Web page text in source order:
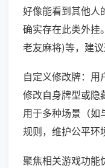
好像能看到其他人
确实存在此类外挂
老友麻将)等，建议
自定义修改牌：用
修改自身牌型或隐
用于多种场景（如
规则，维护公平环
聚焦相关游戏功能